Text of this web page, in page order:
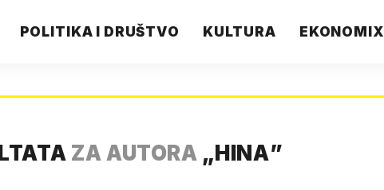
POLITIKA I DRUŠTVO KULTURA EKONOMIX
ZA AUTORA „HINA”